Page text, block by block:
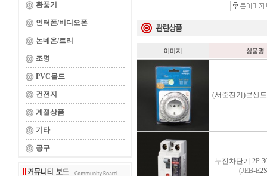
환풍기
인터폰/비디오폰
논네온/트리
조명
PVC몰드
건전지
계절상품
기타
공구
(서준전기)콘센
누전차단기 2P
(JEB-